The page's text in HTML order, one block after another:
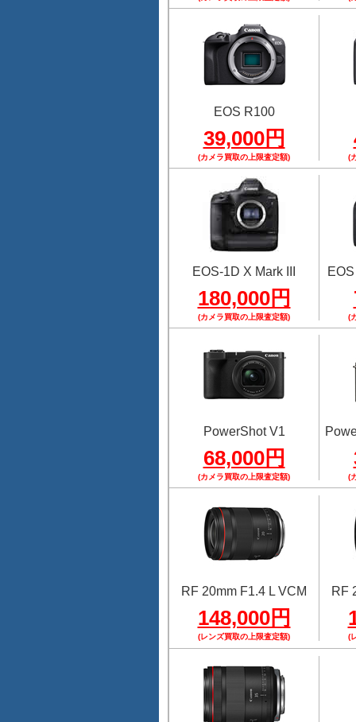
EOS R100
39,000円
(カメラ買取の上限査定額) (
EOS-1D X Mark III
180,000円
(カメラ買取の上限査定額) (
PowerShot V1
68,000円
(カメラ買取の上限査定額) (
RF 20mm F1.4 L VCM
148,000円
(レンズ買取の上限査定額)
RF
(